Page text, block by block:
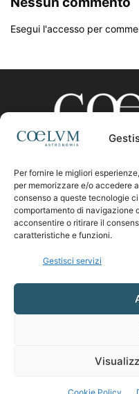
Per fornire le migliori
per memorizzare e/o accedere
consenso a queste tecnologie
comportamento di navigazione
acconsentire o ritirare il
caratteristiche e funzioni.
Gestisci servizi
Esegui l'accesso per
Contattaci: